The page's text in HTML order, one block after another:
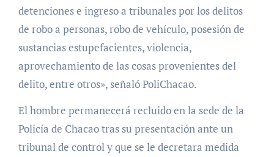
detenciones e ingreso a tribunales por los delitos
de robo a personas, robo de vehículo, posesión de
sustancias estupefacientes, violencia,
aprovechamiento de las cosas provenientes del
delito, entre otros», señaló PoliChacao.
El hombre permanecerá recluido en la sede de la
Policía de Chacao tras su presentación ante un
tribunal de control y que se le decretara medida